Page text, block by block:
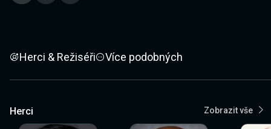
Herci & Režiséři Více podobných
Herci Zobrazit vše